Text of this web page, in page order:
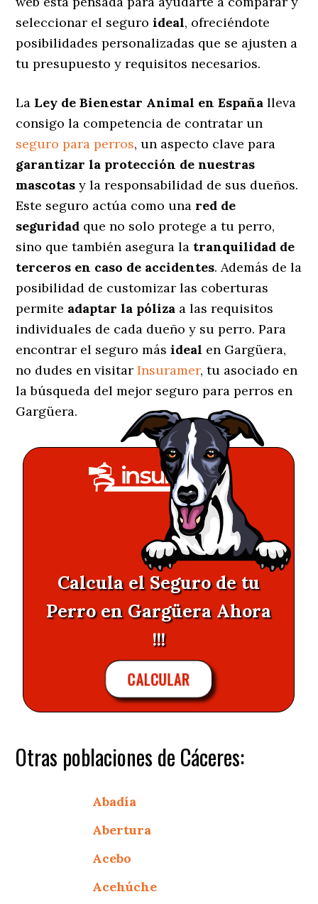
seleccionar el seguroideal, ofreciéndote
posibilidades personalizadas que se ajusten a
tu presupuesto y requisitos necesarios.
La Ley de Bienestar Animal en España lleva
consigo la competencia de contratar un
seguro para perros, un aspecto clave para
garantizar la protección de nuestras
mascotas y la responsabilidad de sus dueños.
Este seguro actúa como una red de
seguridad que no solo protege a tu perro,
sino que también asegura la tranquilidad de
terceros en caso de accidentes. Además de la
posibilidad de customizar las coberturas
permite adaptar la póliza a las requisitos
individuales de cada dueño y su perro. Para
encontrar el seguro másideal en Gargüera,
no dudes en visitarInsuramer, tu asociado en
la búsqueda del mejor seguro para perros en
Gargüera.
Calcula el Seguro de tu
Perro en Gargüera Ahora
!!!
CALCULAR
Otras poblaciones de Cáceres:
Abadía
Abertura
Acebo
Acehúche